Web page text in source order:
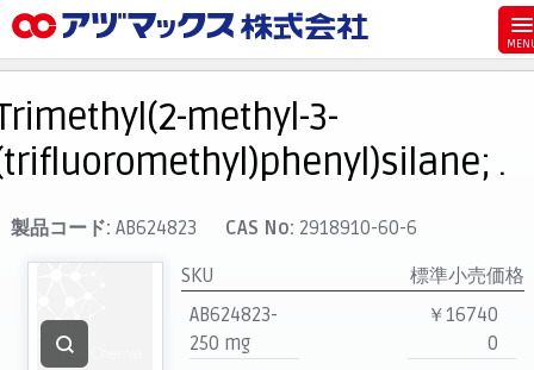
お気に入り
カート
マイアカウント
主要取扱ブランド
支払い
methyl-3-
.
製品コード: AB624823 CAS No: 2918910-60-6
SKU
標準小売価格
AB624823-
250 mg
￥16740
0